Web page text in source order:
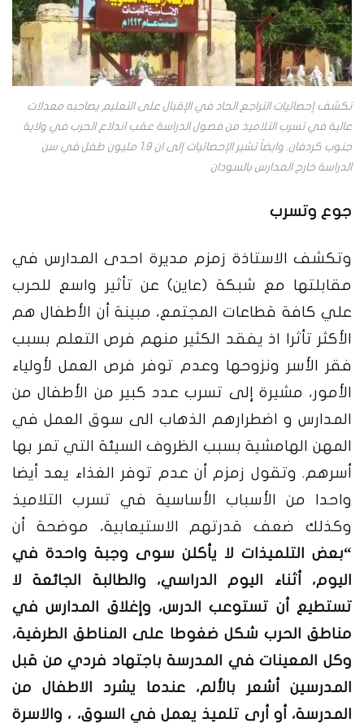
تكشف إحصائيات التراجع الحاد في الإقبال على التعليم يصاحبه معدلات
عالية في تسرب التلاميذ من فصول الدراسة عقب اندلاع الحرب في ولاية
جنوب كردفان. وايضاً تشير الإحصائيات إلى ان 1.9 مليون طفل في سن
الدراسة خارج المدارس بالسودان
جوع وتسرب
وتكشف الاستاذة زمزم مديرة احدى المدارس في
مقابلتها مع شبكة (عاين) عن تأثير واسع للحرب
علي كافة قطاعات المجتمع، مبينة أن الأطفال هم
الأكثر تأثرا اذ يفقد الكثير منهم فرص التعلم بسبب
فقر الأسر ونزوحها وعدم توفر فرص العمل لأولياء
الأمور، مشيرة إلى تسرب عدد كبير من الأطفال من
المدارس و اضطرارهم الذهاب الى سوق العمل في
المهن الهامشية بسبب الظروف السيئة التي تمر بها
أسرهم. وتقول زمزم أن عدم توفر الغذاء يعد أيضا
واحدا من الأسباب الأساسية في تسرب التلاميذ
وكذلك ضعف قدرتهم الاستيعابية، موضحة أن
“بعض التلميذات لا يأكلن سوى وجبة واحدة في
اليوم، أثناء اليوم الدراسي، والطالبة الجائعة لا
تستطيع أن تستوعب الدرس، وإغلاق المدارس في
مناطق الحرب شكل ضغوطا على المناطق الطرفية،
وكل المعينات في المدرسة باجتهاد فردي من قبل
المدرسين أشعر بالألم، عندما يشرد الاطفال من
المدرسة، أو أرى تلميذ يعمل في السوق، ، والاسرة